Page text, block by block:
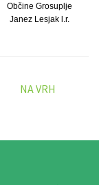
Občine Grosuplje
Janez Lesjak l.r.
NA VRH